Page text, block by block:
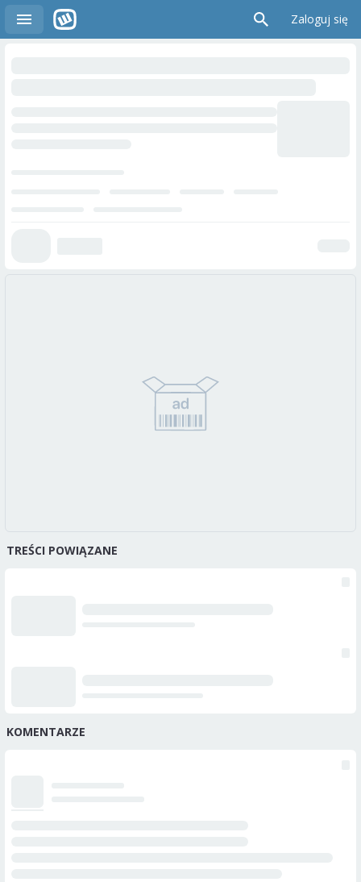
Zaloguj się
TREŚCI POWIĄZANE
KOMENTARZE